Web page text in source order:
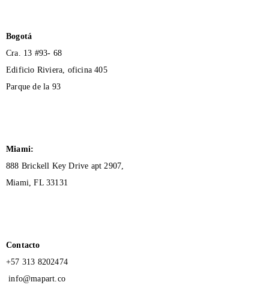
Bogotá
Cra. 13 #93- 68
Edificio Riviera, oficina 405
Parque de la 93
Miami:
888 Brickell Key Drive apt 2907,
Miami, FL 33131
Contacto
+57 313 8202474
info@mapart.co